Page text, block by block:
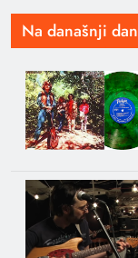
Na današnji dan